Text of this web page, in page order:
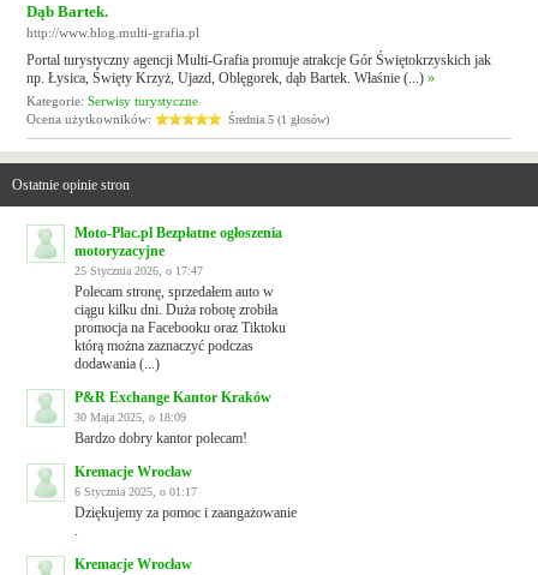
Dąb Bartek.
http://www.blog.multi-grafia.pl
Portal turystyczny agencji Multi-Grafia promuje atrakcje Gór Świętokrzyskich jak
np. Łysica, Święty Krzyż, Ujazd, Oblęgorek, dąb Bartek. Właśnie (...)»
Kategorie:Serwisy turystyczne
Ocena użytkowników:
Średnia 5 (1 głosów)
Ostatnie opinie stron
Moto-Plac.pl Bezpłatne ogłoszenia
motoryzacyjne
25 Stycznia 2026, o 17:47
Polecam stronę, sprzedałem auto w
ciągu kilku dni. Duża robotę zrobiła
promocja na Facebooku oraz Tiktoku
którą można zaznaczyć podczas
dodawania (...)
P&R Exchange Kantor Kraków
30 Maja 2025, o 18:09
Bardzo dobry kantor polecam!
Kremacje Wrocław
6 Stycznia 2025, o 01:17
Dziękujemy za pomoc i zaangażowanie
Kremacje Wrocław